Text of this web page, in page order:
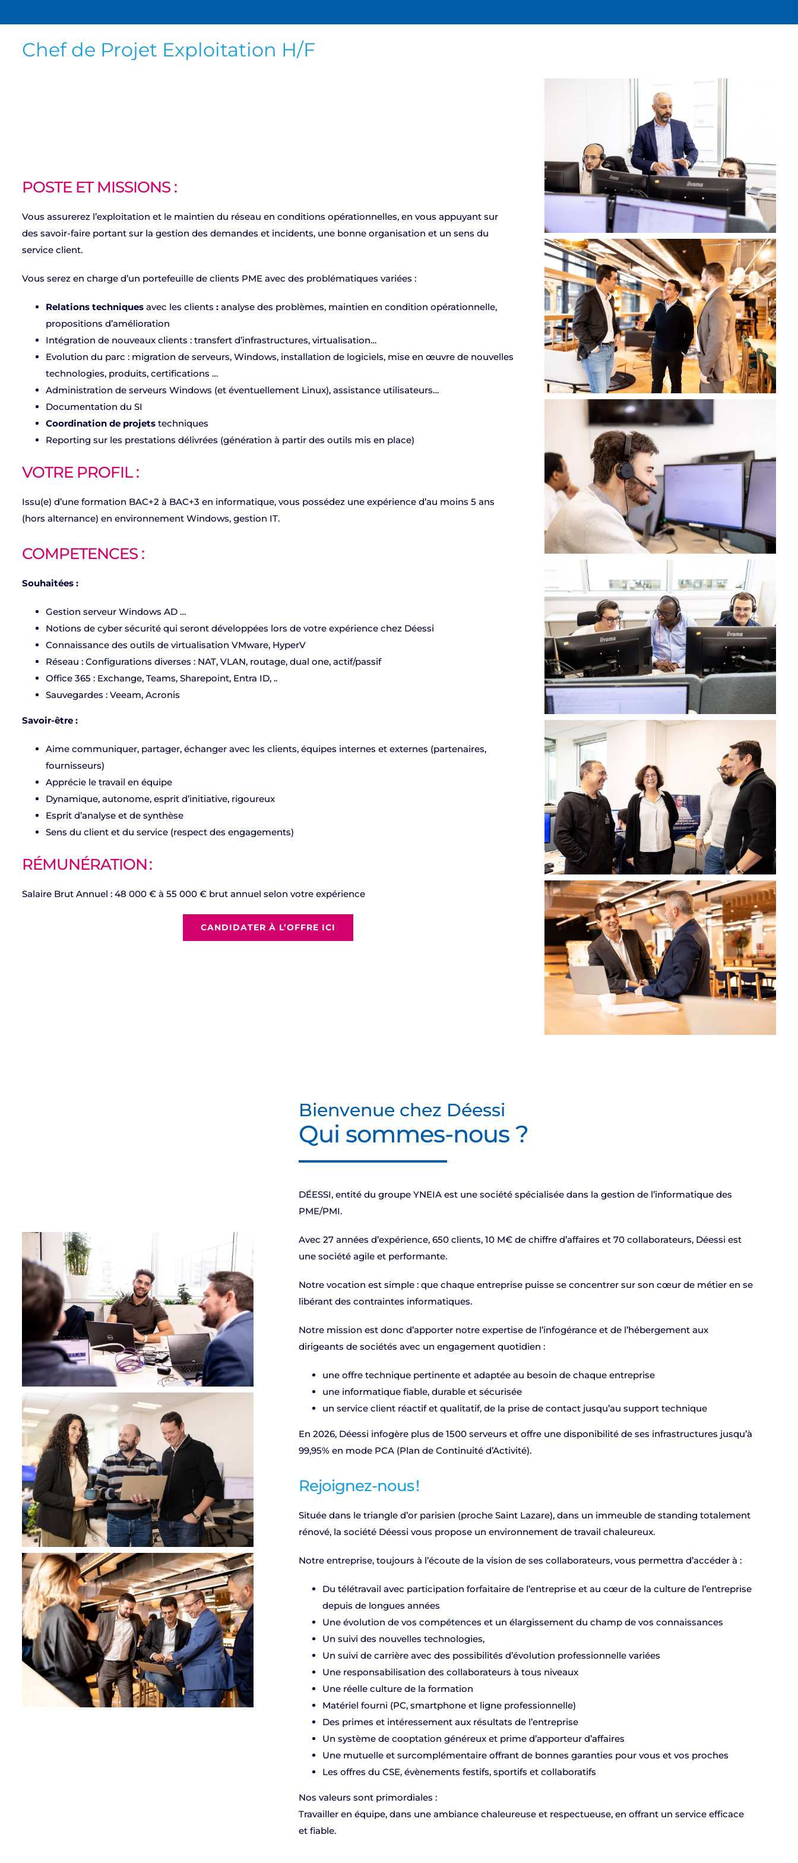
Chef de Projet Exploitation H/F
POSTE ET MISSIONS :
Vous assurerez l’exploitation et le maintien du réseau en conditions opérationnelles, en vous appuyant sur
des savoir-faire portant sur la gestion des demandes et incidents, une bonne organisation et un sens du
service client.
Vous serez en charge d’un portefeuille de clients PME avec des problématiques variées :
Relations techniques avec les clients :analyse des problèmes, maintien en condition opérationnelle,
propositions d’amélioration
Intégration de nouveaux clients : transfert d’infrastructures, virtualisation…
Evolution du parc : migration de serveurs, Windows, installation de logiciels, mise en œuvre de nouvelles
technologies, produits, certifications …
Administration de serveurs Windows (et éventuellement Linux), assistance utilisateurs…
Documentation du SI
Coordination de projetstechniques
Reporting sur les prestations délivrées (génération à partir des outils mis en place)
VOTRE PROFIL :
Issu(e) d’une formation BAC+2 à BAC+3 en informatique, vous possédez une expérience d’au moins 5 ans
(hors alternance) en environnement Windows, gestion IT.
COMPETENCES :
Souhaitées :
Gestion serveur Windows AD …
Notions de cyber sécurité qui seront développées lors de votre expérience chez Déessi
Connaissance des outils de virtualisation VMware, HyperV
Réseau : Configurations diverses : NAT, VLAN, routage, dual one, actif/passif
Office 365 : Exchange, Teams, Sharepoint, Entra ID, ..
Sauvegardes : Veeam, Acronis
Savoir-être :
Aime communiquer, partager, échanger avec les clients, équipes internes et externes (partenaires,
fournisseurs)
Apprécie le travail en équipe
Dynamique, autonome, esprit d’initiative, rigoureux
Esprit d’analyse et de synthèse
Sens du client et du service (respect des engagements)
RÉMUNÉRATION :
Salaire Brut Annuel : 48 000 € à 55 000 € brut annuel selon votre expérience
CANDIDATER À L’OFFRE ICI
Bienvenue chez Déessi
Qui sommes-nous ?
DÉESSI, entité du groupe YNEIA est une société spécialisée dans la gestion de l’informatique des
PME/PMI.
Avec 27 années d’expérience, 650 clients, 10 M€ de chiffre d’affaires et 70 collaborateurs, Déessi est
une société agile et performante.
Notre vocation est simple : que chaque entreprise puisse se concentrer sur son cœur de métier en se
libérant des contraintes informatiques.
Notre mission est donc d’apporter notre expertise de l’infogérance et de l’hébergement aux
dirigeants de sociétés avec un engagement quotidien :
une offre technique pertinente et adaptée au besoin de chaque entreprise
une informatique fiable, durable et sécurisée
un service client réactif et qualitatif, de la prise de contact jusqu’au support technique
En 2026, Déessi infogère plus de 1500 serveurs et offre une disponibilité de ses infrastructures jusqu’à
99,95% en mode PCA (Plan de Continuité d’Activité).
Rejoignez-nous !
Située dans le triangle d’or parisien (proche Saint Lazare), dans un immeuble de standing totalement
rénové, la société Déessi vous propose un environnement de travail chaleureux.
Notre entreprise, toujours à l’écoute de la vision de ses collaborateurs, vous permettra d’accéder à :
Du télétravail avec participation forfaitaire de l’entreprise et au cœur de la culture de l’entreprise
depuis de longues années
Une évolution de vos compétences et un élargissement du champ de vos connaissances
Un suivi des nouvelles technologies,
Un suivi de carrière avec des possibilités d’évolution professionnelle variées
Une responsabilisation des collaborateurs à tous niveaux
Une réelle culture de la formation
Matériel fourni (PC, smartphone et ligne professionnelle)
Des primes et intéressement aux résultats de l’entreprise
Un système de cooptation généreux et prime d’apporteur d’affaires
Une mutuelle et surcomplémentaire offrant de bonnes garanties pour vous et vos proches
Les offres du CSE, évènements festifs, sportifs et collaboratifs
Nos valeurs sont primordiales :
Travailler en équipe, dans une ambiance chaleureuse et respectueuse, en offrant un service efficace
et fiable.